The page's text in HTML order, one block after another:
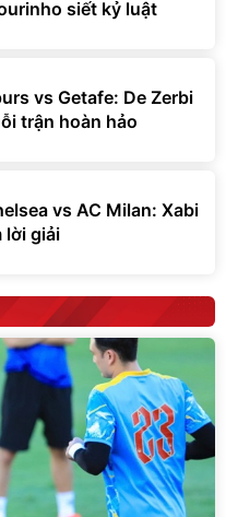
siết kỷ luật
vs Getafe: De Zerbi
trận hoàn hảo
vs AC Milan: Xabi
lời giải